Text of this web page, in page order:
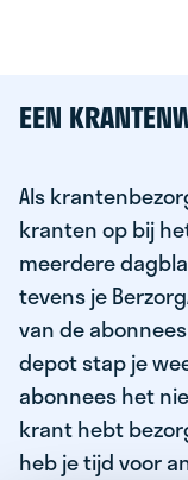
EEN
Als
kranten op bij
meerdere
tevens je
van de
depot stap je
abonnees het
krant hebt
heb je tijd voor